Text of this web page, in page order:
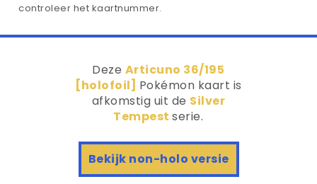
controleer het kaartnummer.
Deze Articuno 36/195
[holofoil] Pokémon kaart is
afkomstig uit de Silver
Tempestserie.
Bekijk non-holo versie